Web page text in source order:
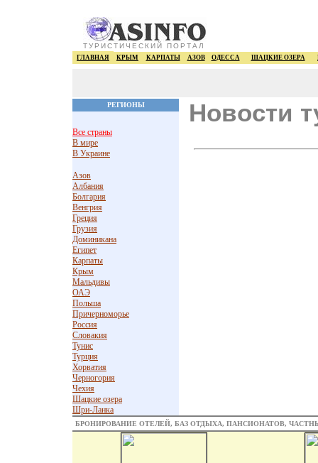
ТУРИСТИЧЕСКИЙ ПОРТАЛ
ГЛАВНАЯ КРЫМ КАРПАТЫ АЗОВ ОДЕССА ШАЦКИЕ ОЗЕРА
РЕГИОНЫ Новости
Все страны
В мире
В Украине
Азов
Албания
Болгария
Венгрия
Греция
Грузия
Доминикана
Египет
Карпаты
Крым
Мальдивы
ОАЭ
Польша
Причерноморье
Россия
Словакия
Тунис
Турция
Хорватия
Черногория
Чехия
Шацкие озера
Шри-Ланка
БРОНИРОВАНИЕ ОТЕЛЕЙ, БАЗ ОТДЫХА, ПАНСИОНАТОВ,